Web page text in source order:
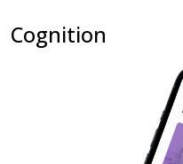
Cognition